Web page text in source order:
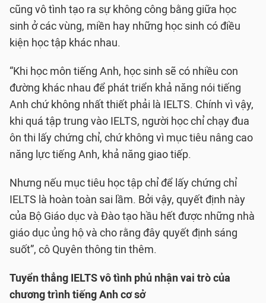
cũng vô tình tạo ra sự không công bằng giữa học
sinh ở các vùng, miền hay những học sinh có điều
kiện học tập khác nhau.
“Khi học môn tiếng Anh, học sinh sẽ có nhiều con
đường khác nhau để phát triển khả năng nói tiếng
Anh chứ không nhất thiết phải là IELTS. Chính vì vậy,
khi quá tập trung vào IELTS, người học chỉ chạy đua
ôn thi lấy chứng chỉ, chứ không vì mục tiêu nâng cao
năng lực tiếng Anh, khả năng giao tiếp.
Nhưng nếu mục tiêu học tập chỉ để lấy chứng chỉ
IELTS là hoàn toàn sai lầm. Bởi vậy, quyết định này
của Bộ Giáo dục và Đào tạo hầu hết được những nhà
giáo dục ủng hộ và cho rằng đây quyết định sáng
suốt”, cô Quyên thông tin thêm.
Tuyển thẳng IELTS vô tình phủ nhận vai trò của
chương trình tiếng Anh cơ sở